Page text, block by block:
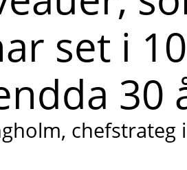
set i
30
chefstrateg i